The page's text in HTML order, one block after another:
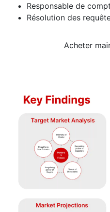
Responsable de
Résolution des
Acheter